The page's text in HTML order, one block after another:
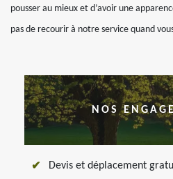
pousser au mieux et d’avoir une
pas de recourir à notre service quand
NOS
Devis et déplacement